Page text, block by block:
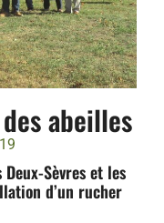
abeilles
Sèvres et les
d’un rucher